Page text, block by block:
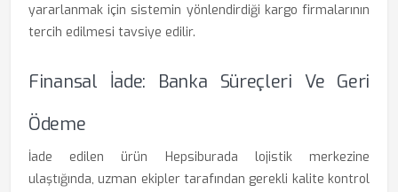
yararlanmak için sistemin yönlendirdiği kargo firmalarının
tercih edilmesi tavsiye edilir.
Finansal İade: Banka Süreçleri Ve Geri
Ödeme
İade edilen ürün Hepsiburada lojistik merkezine
ulaştığında, uzman ekipler tarafından gerekli kalite kontrol